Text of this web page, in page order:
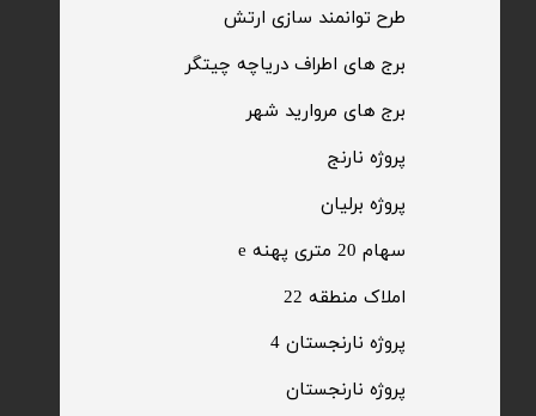
​طرح توانمند سازی ارتش
سهام 20 متری پهنه e​​​​​​​
​املاک منطقه 22
پروژه برلیان
​پروژه نارنج
​پروژه نارنجستان
​برج های اطراف دریاچه چیتگر
​برج های مروارید شهر
پروژه نارنجستان 4